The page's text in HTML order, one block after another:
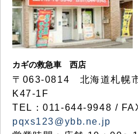
カギの救急車 西店
〒063-0814 北海道札幌
K47-1F
TEL：011-644-9948 /
pqxs123@ybb.ne.jp